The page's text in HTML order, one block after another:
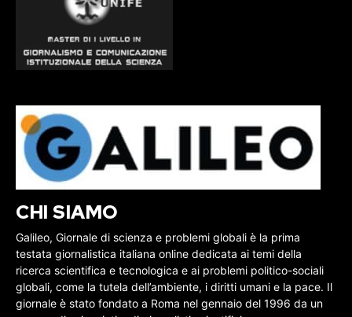
CHI SIAMO
Galileo, Giornale di scienza e problemi globali è la prima
testata giornalistica italiana online dedicata ai temi della
ricerca scientifica e tecnologica e ai problemi politico-sociali
globali, come la tutela dell’ambiente, i diritti umani e la pace. Il
giornale è stato fondato a Roma nel gennaio del 1996 da un